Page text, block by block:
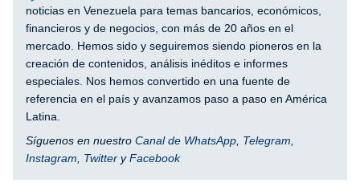
noticias en Venezuela para temas bancarios, económicos,
financieros y de negocios, con más de 20 años en el
mercado. Hemos sido y seguiremos siendo pioneros en la
creación de contenidos, análisis inéditos e informes
especiales. Nos hemos convertido en una fuente de
referencia en el país y avanzamos paso a paso en América
Latina.
Síguenos en nuestro Canal de WhatsApp Telegram
Instagram
Twitter yFacebook